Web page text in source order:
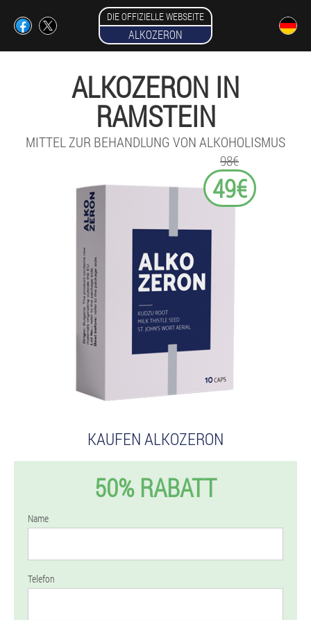
DIE OFFIZIELLE WEBSEITE
ALKOZERON
ALKOZERON IN
RAMSTEIN
MITTEL ZUR BEHANDLUNG VON ALKOHOLISMUS
98€
49€
KAUFEN ALKOZERON
50% RABATT
Name
Telefon